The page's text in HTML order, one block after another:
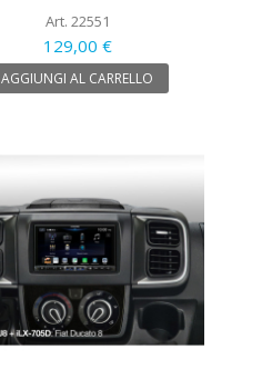
Art. 22551
129,00 €
AGGIUNGI AL CARRELLO